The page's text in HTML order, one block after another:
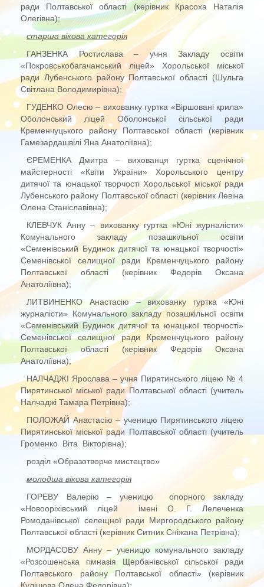
ради Полтавської області (керівник Красоха Наталія
Олегівна);
старша вікова категорія
ГАНЗЕНКА Ростислава – учня Закладу освіти
«Покровськобагачанський ліцей» Хорольської міської
ради Лубенського району Полтавської області (Шульга
Світлана Володимирівна);
ГУДЕНКО Олесю – вихованку гуртка «Віршовані крила»
Оболонський ліцей Оболонської сільської ради
Кременчуцького району Полтавської області (керівник
Гамезардашвілі Яна Анатоліївна);
ЄРЕМЕНКА Дмитра – вихованця гуртка сценічної
майстерності «Квіти України» Хорольського центру
дитячої та юнацької творчості Хорольської міської ради
Лубенського району Полтавської області (керівник Левіна
Олена Станіславівна);
КЛЕВЧУК Анну – вихованку гуртка «Юні журналісти»
Комунального закладу позашкільної освіти
«Семенівський Будинок дитячої та юнацької творчості»
Семенівської селищної ради Кременчуцького району
Полтавської області (керівник Федорів Оксана
Анатоліївна);
ЛИТВИНЕНКО Анастасію – вихованку гуртка «Юні
журналісти» Комунального закладу позашкільної освіти
«Семенівський Будинок дитячої та юнацької творчості»
Семенівської селищної ради Кременчуцького району
Полтавської області (керівник Федорів Оксана
Анатоліївна);
НАЛЧАДЖІ Ярослава – учня Пирятинського ліцею № 4
Пирятинської міської ради Полтавської області (учитель
Налчаджі Тамара Петрівна);
ПОЛОЖАЙ Анастасію – ученицю Пирятинського ліцею
Пирятинської міської ради Полтавської області (учитель
Громенко Віта Вікторівна);
розділ «Образотворче мистецтво»
молодша вікова категорія
ГОРЕВУ Валерію – ученицю опорного закладу
«Новооріхівський ліцей імені О. Г. Лелеченка
Ромоданівської селещної ради Миргородського району
Полтавської області (керівник Ситник Сніжана Петрівна);
МОРДАСОВУ Анну – ученицю комунального закладу
«Розсошенська гімназія Щербанівської сільської ради
Полтавського району Полтавської області» (керівник
Кулішова Олена Федорівна);